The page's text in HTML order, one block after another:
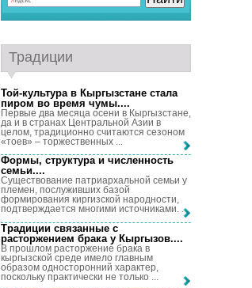
Традиции
Той-культура в Кыргызстане стала
пиром во время чумы....
Первые два месяца осени в Кыргызстане,
да и в странах Центральной Азии в
целом, традиционно считаются сезоном
«тоев» – торжественных ...
Формы, структура и численность
семьи....
Существование патриархальной семьи у
племен, послуживших базой
формирования киргизской народности,
подтверждается многими источниками. ...
Традиции связанные с
расторжением брака у Кыргызов....
В прошлом расторжение брака в
кыргызской среде имело главным
образом односторонний характер,
поскольку практически не только ...